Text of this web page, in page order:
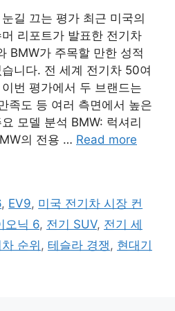
길 끄는 평가 최근 미국의
리포트가 발표한 전기차
BMW가 주목할 만한 성적
니다. 전 세계 전기차 50여
번 평가에서 두 브랜드는
족도 등 여러 측면에서 높은
모델 분석 BMW: 럭셔리
의 전용 … Read more
, EV9, 미국 전기차 시장 컨
오닉 6, 전기 SUV, 전기 세
순위 , 테슬라 경쟁 , 현대기